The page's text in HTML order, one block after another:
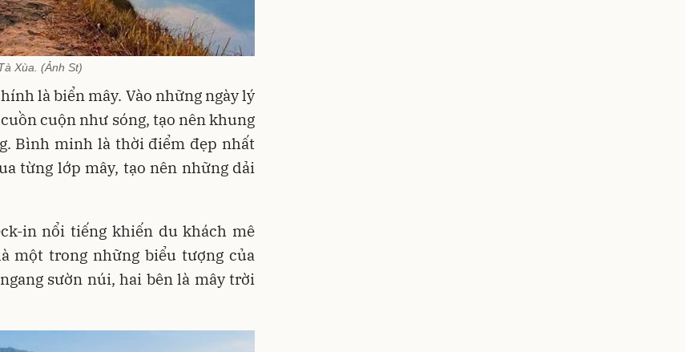
Xùa. (Ảnh St)
là biển mây. Vào những ngày lý
cuộn như sóng, tạo nên khung
Bình minh là thời điểm đẹp nhất
từng lớp mây, tạo nên những dải
in nổi tiếng khiến du khách mê
một trong những biểu tượng của
sườn núi, hai bên là mây trời